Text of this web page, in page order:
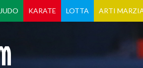
JUDO KARATE LOTTA ARTI